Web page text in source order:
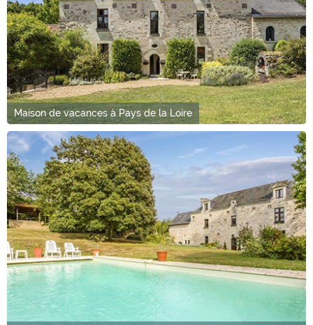
Maison de vacances à Pays de la Loire